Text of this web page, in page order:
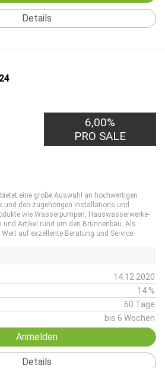
Details
6,00%
PRO SALE
eine große Auswahl an hochwertigen
und den zugehörigen Installations und
wie Wasserpumpen, Hauswasserwerke-
und Artikel rund um den Brunnenbau. Als
auf exzellente Beratung und Service.
14.12.2020
14 %
60 Tage
bis 6 Wochen
Anmelden
Details